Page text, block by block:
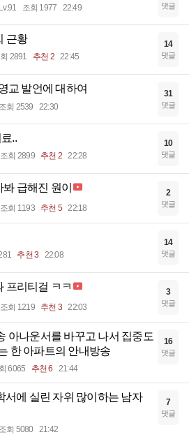
Lv.91 조회 1977 22:49 댓글
근황
2891 추천 2 22:45
14
댓글
교 발언에 대하여
조회 2539 22:30
31
댓글
..
조회 2899 추천 2 22:28
10
댓글
급해진 원이
조회 1193 추천 5 22:18
2
댓글
추천 3 22:08
14
댓글
프리티걸 ㅋㅋ
조회 1219 추천 3 22:03
3
댓글
아나운서를 바꾸고 나서 집중도
한 아파트의 안내방송
6065 추천 6 21:44
16
댓글
서에 실린 자위 많이하는 남자
조회 5080 21:42
7
댓글